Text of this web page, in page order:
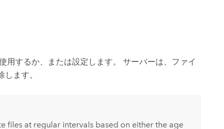
用するか、または設定します。 サーバーは、ファイ
ます。
files at regular intervals based on either the age